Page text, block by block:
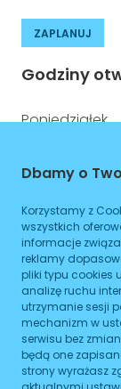
ZAPLANUJ
Godziny
Poniedziałek
Czwartek
Piątek
Sobota
Niedziela
Dbamy o
Korzystamy z
wszystkich
informacje
reklamy
pliki typu cookies
analizę ruchu
utrzymanie sesji
mechanizm w
serwisu bez
będą one
strony wyrażasz